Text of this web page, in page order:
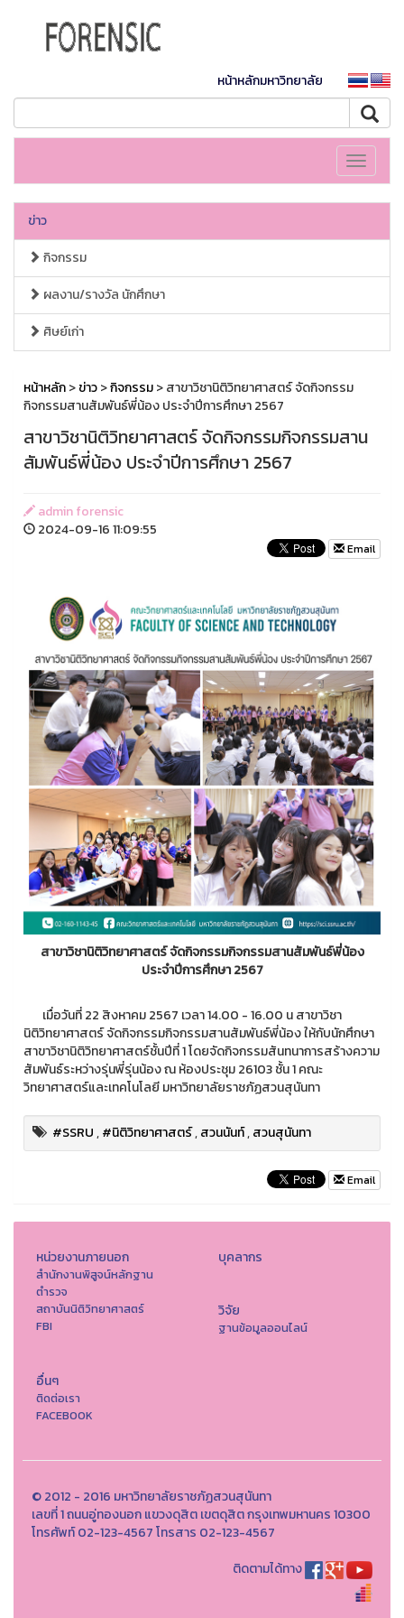
หน้าหลักมหาวิทยาลัย
Toggle
ข่าว
กิจกรรม
ผลงาน/รางวัล นักศึกษา
ศิษย์เก่า
หน้าหลัก>ข่าว>กิจกรรม> สาขาวิชานิติวิทยาศาสตร์ จัดกิจกรรม
กิจกรรมสานสัมพันธ์พี่น้อง ประจำปีการศึกษา 2567
สาขาวิชานิติวิทยาศาสตร์ จัดกิจกรรมกิจกรรมสาน
สัมพันธ์พี่น้อง ประจำปีการศึกษา 2567
admin forensic
2024-09-16 11:09:55
Email
สาขาวิชานิติวิทยาศาสตร์ จัดกิจกรรมกิจกรรมสานสัมพันธ์พี่น้อง
ประจำปีการศึกษา 2567
เมื่อวันที่ 22 สิงหาคม 2567 เวลา 14.00 - 16.00 น สาขาวิชา
นิติวิทยาศาสตร์ จัดกิจกรรมกิจกรรมสานสัมพันธ์พี่น้อง ให้กับนักศึกษา
สาขาวิชานิติวิทยาศาสตร์ชั้นปีที่ 1 โดยจัดกิจกรรมสันทนาการสร้างความ
สัมพันธ์ระหว่างรุ่นพี่รุ่นน้อง ณ ห้องประชุม 26103 ชั้น 1 คณะ
วิทยาศาสตร์และเทคโนโลยี มหาวิทยาลัยราชภัฏสวนสุนันทา
#SSRU,#นิติวิทยาศาสตร์,สวนนันท์,สวนสุนันทา
Email
หน่วยงานภายนอก
สำนักงานพิสูจน์หลักฐาน
ตำรวจ
สถาบันนิติวิทยาศาสตร์
FBI
บุคลากร
วิจัย
ฐานข้อมูลออนไลน์
อื่นๆ
ติดต่อเรา
FACEBOOK
© 2012 - 2016 มหาวิทยาลัยราชภัฏสวนสุนันทา
เลขที่ 1 ถนนอู่ทองนอก แขวงดุสิต เขตดุสิต กรุงเทพมหานคร 10300
โทรศัพท์ 02-123-4567 โทรสาร 02-123-4567
ติดตามได้ทาง